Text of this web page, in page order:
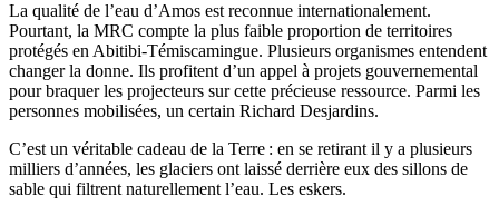
La qualité de l’eau d’Amos est reconnue internationalement.
Pourtant, la MRC compte la plus faible proportion de territoires
protégés en Abitibi-Témiscamingue. Plusieurs organismes entendent
changer la donne. Ils profitent d’un appel à projets gouvernemental
pour braquer les projecteurs sur cette précieuse ressource. Parmi les
personnes mobilisées, un certain Richard Desjardins.
C’est un véritable cadeau de la Terre : en se retirant il y a plusieurs
milliers d’années, les glaciers ont laissé derrière eux des sillons de
sable qui filtrent naturellement l’eau. Les eskers.